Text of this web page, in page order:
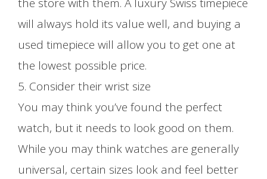
will always hold its value well, and buying a
used timepiece will allow you to get one at
the lowest possible price.
5. Consider their wrist size
You may think you’ve found the perfect
watch, but it needs to look good on them.
While you may think watches are generally
universal, certain sizes look and feel better